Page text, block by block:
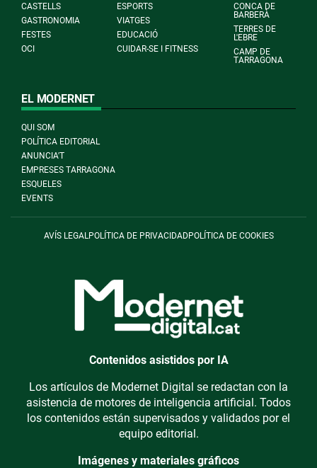
CASTELLS
ESPORTS
GASTRONOMIA
VIATGES
FESTES
EDUCACIÓ
OCI
CUIDAR-SE I FITNESS
CONCA DE
BARBERÀ
TERRES DE
L'EBRE
CAMP DE
TARRAGONA
EL MODERNET
QUI SOM
POLÍTICA EDITORIAL
ANUNCIA'T
EMPRESES TARRAGONA
ESQUELES
EVENTS
AVÍS LEGAL POLÍTICA DE PRIVACIDADPOLÍTICA DE COOKIES
Contenidos asistidos por IA
Los artículos de Modernet Digital se redactan con la
asistencia de motores de inteligencia artificial. Todos
los contenidos están supervisados y validados por el
equipo editorial.
Imágenes y materiales gráficos